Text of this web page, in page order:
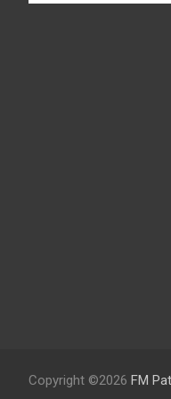
Copyright ©2026 FM